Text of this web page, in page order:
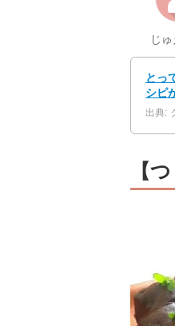
じ
とっ
シピ
出典:
【